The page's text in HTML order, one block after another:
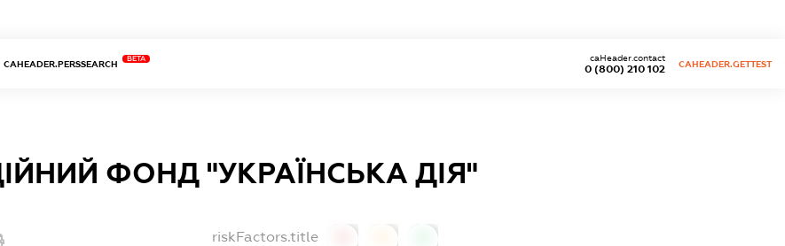
CAHEADER.PERSSEARCH
BETA
0 (800) 210 102
caHeader.contact
CAHEADER.GETTEST
ФОНД "УКРАЇНСЬКА ДІЯ"
riskFactors.title